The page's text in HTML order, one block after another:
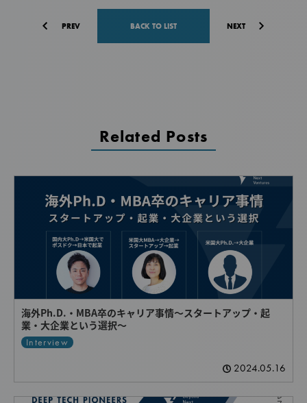
PREV BACK TO LIST NEXT
Related Posts
海外Ph.D.・MBA卒のキャリア事情～スタートアップ・起
業・大企業という選択～
Interview
2024.05.16